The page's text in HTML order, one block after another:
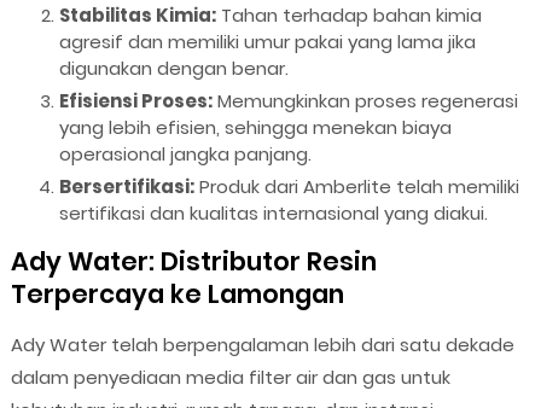
Stabilitas Kimia:Tahan terhadap bahan kimia
agresif dan memiliki umur pakai yang lama jika
digunakan dengan benar.
Efisiensi Proses:Memungkinkan proses regenerasi
yang lebih efisien, sehingga menekan biaya
operasional jangka panjang.
Bersertifikasi:Produk dari Amberlite telah memiliki
sertifikasi dan kualitas internasional yang diakui.
Ady Water: Distributor Resin
Terpercaya ke Lamongan
Ady Water telah berpengalaman lebih dari satu dekade
dalam penyediaan media filter air dan gas untuk